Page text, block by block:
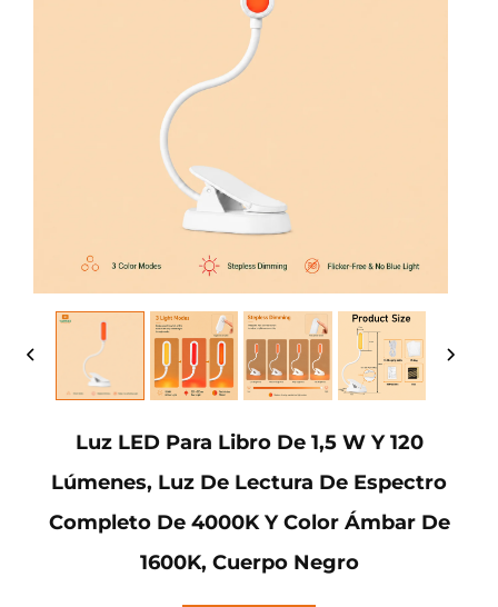
Luz LED Para Libro De 1,5 W Y 120
Lúmenes, Luz De Lectura De Espectro
Completo De 4000K Y Color Ámbar De
1600K, Cuerpo Negro